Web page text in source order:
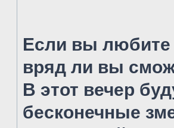
Если вы
вряд ли вы
В этот вечер
бесконечные